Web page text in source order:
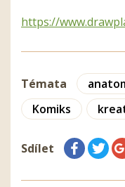
https://
Témata
Komiks
Sdílet